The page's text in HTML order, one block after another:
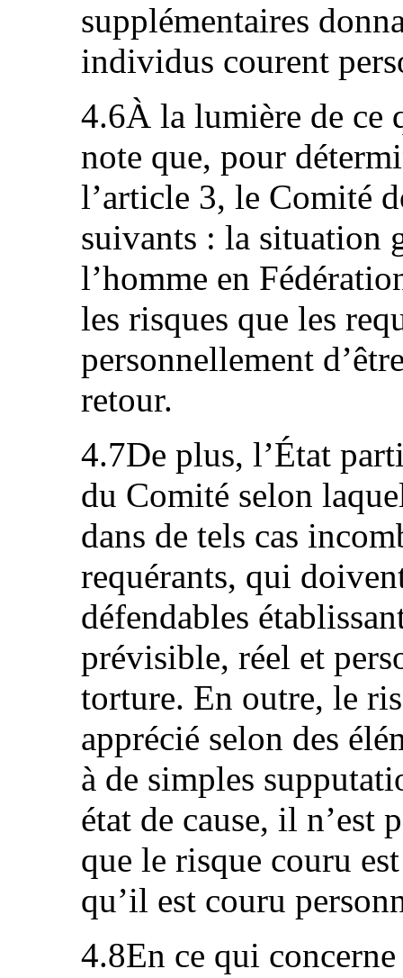
supplémentaires
individus courent
4.6À la lumière de ce
note que, pour
l’article 3, le Comité
suivants : la situation
l’homme en
les risques que les
personnellement
retour.
4.7De plus, l’État
du Comité selon
dans de tels cas
requérants, qui
défendables
prévisible, réel et
torture. En outre, le
apprécié selon des
à de simples
état de cause, il n’est
que le risque couru
qu’il est couru
4.8En ce qui